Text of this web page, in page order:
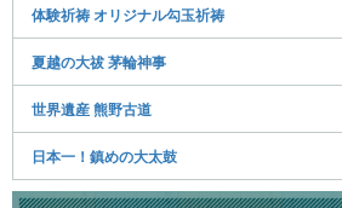
体験祈祷 オリジナル勾玉祈祷
夏越の大祓 茅輪神事
世界遺産 熊野古道
日本一！鎮めの大太鼓